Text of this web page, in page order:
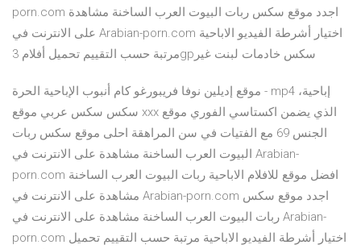
porn.com اجدد موقع سكس ربات البيوت العرب الساخنة مشاهدة
على الانترنت في Arabian-porn.com اختيار أشرطة الفيديو الاباحية
مرتبة حسب التقييم تحميل أفلام ‏3gp‏ سكس خادمات لبنت غير
موقع إديلين نوفا فريبورغو كام أنبوب الإباحية الحرة - mp4 إباحية،
سكس سكس عربي موقع xxx الذي يضمن اكستاسي الفوري موقع
الجنس 69 مع الفتيات في سن المراهقة احلى موقع سكس ربات
البيوت العرب الساخنة مشاهدة على الانترنت في Arabian-
porn.com افضل موقع للافلام الاباحية ربات البيوت العرب الساخنة
مشاهدة على الانترنت في Arabian-porn.com اجدد موقع سكس
ربات البيوت العرب الساخنة مشاهدة على الانترنت في Arabian-
porn.com اختيار أشرطة الفيديو الاباحية مرتبة حسب التقييم تحميل